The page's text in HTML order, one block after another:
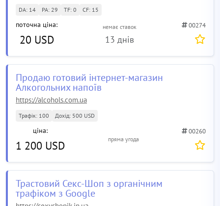
DA: 14 PA: 29 TF: 0 CF: 15
поточна ціна:
20 USD
немає ставок
13 днів
00274
Продаю готовий інтернет-магазин
Алкогольних напоїв
https://alcohols.com.ua
Трафік: 100 Дохід: 500 USD
ціна:
1 200 USD пряма угода
00260
Трастовий Секс-Шоп з органічним
трафіком з Google